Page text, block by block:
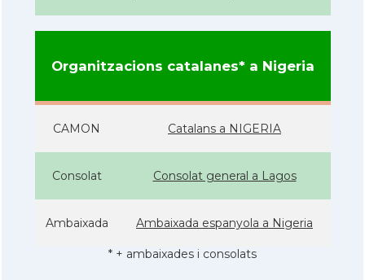
Organitzacions catalanes* a Nigeria
CAMON Catalans a NIGERIA
Consolat Consolat general a Lagos
Ambaixada Ambaixada espanyola a Nigeria
* + ambaixades i consolats